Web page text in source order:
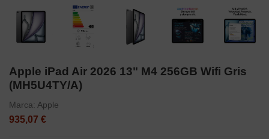
Apple iPad Air 2026 13" M4 256GB Wifi Gris
(MH5U4TY/A)
Marca: Apple
935,07 €